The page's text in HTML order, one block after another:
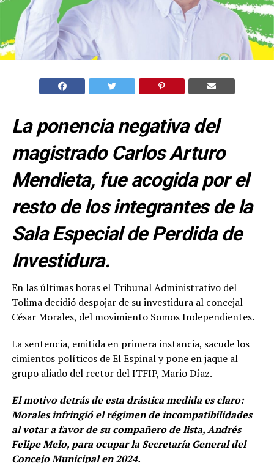
La ponencia negativa del
magistrado Carlos Arturo
Mendieta, fue acogida por el
resto de los integrantes de la
Sala Especial de Perdida de
Investidura.
En las últimas horas el Tribunal Administrativo del
Tolima decidió despojar de su investidura al concejal
César Morales, del movimiento Somos Independientes.
La sentencia, emitida en primera instancia, sacude los
cimientos políticos de El Espinal y pone en jaque al
grupo aliado del rector del ITFIP, Mario Díaz.
El motivo detrás de esta drástica medida es claro:
Morales infringió el régimen de incompatibilidades
al votar a favor de su compañero de lista, Andrés
Felipe Melo, para ocupar la Secretaría General del
Concejo Municipal en 2024.